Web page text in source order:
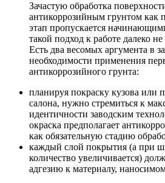
Зачастую обработка
антикоррозийным грунтом как
этап пропускается
такой подход к работе далеко
Есть два весомых аргумента в
необходимости применения
антикоррозийного грунта:
планируя покраску кузова или
салона, нужно стремиться к
идентичности заводским
окраска предполагает
как обязательную стадию
каждый слой покрытия (а при
количество увеличивается)
адгезию к материалу,